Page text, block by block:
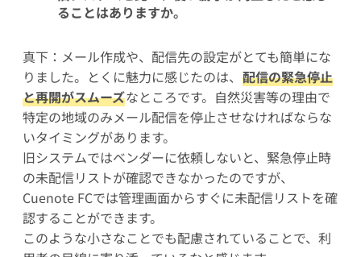
ることはありますか。
真下：メール作成や、配信先の設定がとても簡単にな
りました。とくに魅力に感じたのは、 配信の緊急停止
と再開がスムーズなところです。自然災害等の理由で
特定の地域のみメール配信を停止させなければならな
いタイミングがあります。
旧システムではベンダーに依頼しないと、緊急停止時
の未配信リストが確認できなかったのですが、
Cuenote FCでは管理画面からすぐに未配信リストを確
認することができます。
このような小さなことでも配慮されていることで、利